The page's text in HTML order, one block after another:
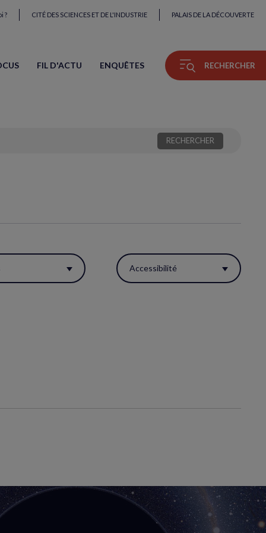
? CITÉ DES SCIENCES ET DE L'INDUSTRIE PALAIS DE LA DÉCOUVERTE
FIL D'ACTU ENQUÊTES RECHERCHER
Accessibilité